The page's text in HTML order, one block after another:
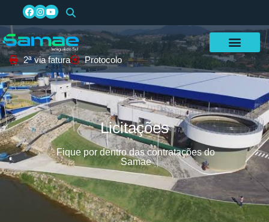
2ª via fatura Protocolo
Licitações
Fique por dentro das contratações do
Samae